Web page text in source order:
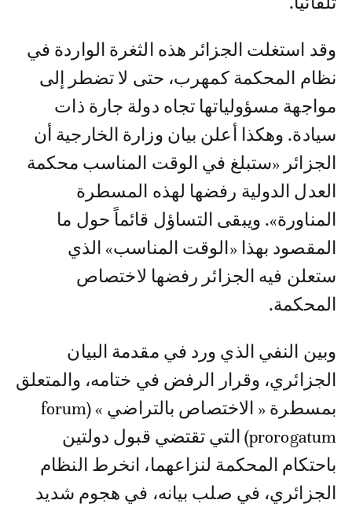
وقد استغلت الجزائر هذه الثغرة الواردة في
نظام المحكمة كمهرب، حتى لا تضطر إلى
مواجهة مسؤولياتها تجاه دولة جارة ذات
سيادة. وهكذا أعلن بيان وزارة الخارجية أن
الجزائر «ستبلغ في الوقت المناسب محكمة
العدل الدولية رفضها لهذه المسطرة
المناورة». ويبقى التساؤل قائماً حول ما
المقصود بهذا «الوقت المناسب» الذي
ستعلن فيه الجزائر رفضها لاختصاص
المحكمة.
وبين النفي الذي ورد في مقدمة البيان
الجزائري، وقرار الرفض في ختامه، والمتعلق
بمسطرة « الاختصاص بالتراضي » (forum
prorogatum) التي تقتضي قبول دولتين
باحتكام المحكمة لنزاعهما، انخرط النظام
الجزائري، في صلب بيانه، في هجوم شديد